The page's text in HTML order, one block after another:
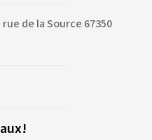
rue de la Source 67350